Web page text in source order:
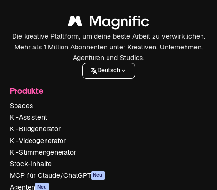
Die kreative Plattform, um deine beste Arbeit zu verwirklichen.
Mehr als 1 Million Abonnenten unter Kreativen, Unternehmen,
Agenturen und Studios.
Deutsch
Produkte
Spaces
KI-Assistent
KI-Bildgenerator
KI-Videogenerator
KI-Stimmengenerator
Stock-Inhalte
MCP für Claude/ChatGPT Neu
Agenten Neu